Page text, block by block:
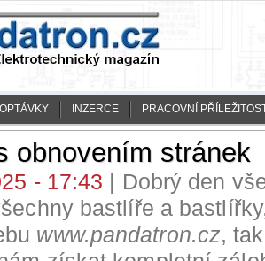
INZERCE PRACOVNÍ
obnovením stránek
- 17:43 | Dobrý den
bastlíře a
www.pandatron.cz,